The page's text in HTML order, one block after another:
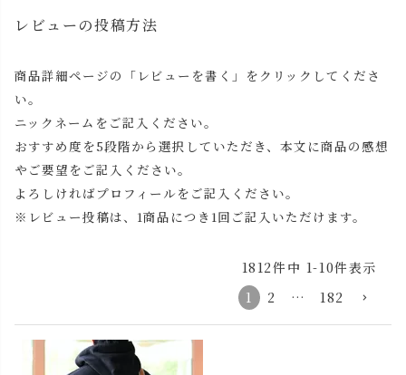
レビューの投稿方法
商品詳細ページの「レビューを書く」をクリックしてくださ
い。
ニックネームをご記入ください。
おすすめ度を5段階から選択していただき、本文に商品の感想
やご要望をご記入ください。
よろしければプロフィールをご記入ください。
※レビュー投稿は、1商品につき1回ご記入いただけます。
1812件中 1-10件表示
1
2 … 182